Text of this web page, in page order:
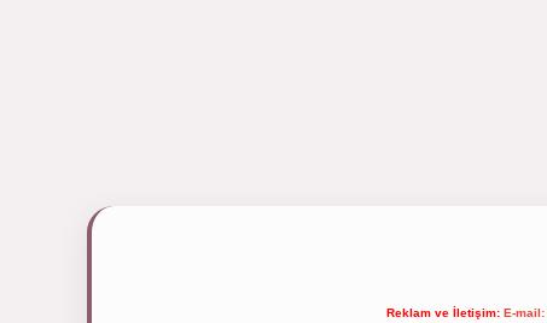
Reklam ve İletişim: E-mail: